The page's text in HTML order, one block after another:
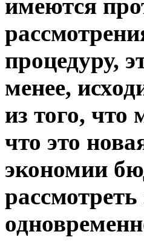
имеются
процедуру,
менее,
из того,
что это
экономии